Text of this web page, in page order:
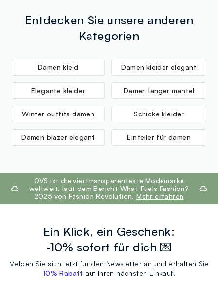
Entdecken Sie unsere anderen
Kategorien
Damen kleid Damen kleider elegant
Elegante kleider Damen langer mantel
Winter outfits damen Schicke kleider
Damen blazer elegant Einteiler für damen
footer.ariatitleOVS ist die vierttransparenteste Modemarke
weltweit, laut dem Bericht What Fuels Fashion?
2025 von Fashion Revolution.Mehr erfahren
Ein Klick, ein Geschenk:
-10% sofort für dich 💌
Melden Sie sich jetzt für den Newsletter an und erhalten Sie
10% Rabatt auf Ihren nächsten Einkauf!